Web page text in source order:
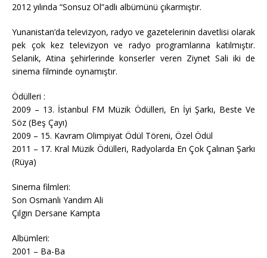
2012 yılında “Sonsuz Ol”adlı albümünü çıkarmıştır.
Yunanistan’da televizyon, radyo ve gazetelerinin davetlisi olarak
pek çok kez televizyon ve radyo programlarına katılmıştır.
Selanik, Atina şehirlerinde konserler veren Ziynet Sali iki de
sinema filminde oynamıştır.
Ödülleri :
2009 – 13. İstanbul FM Müzik Ödülleri, En İyi Şarkı, Beste Ve
Söz (Beş Çayı)
2009 – 15. Kavram Olimpiyat Ödül Töreni, Özel Ödül
2011 – 17. Kral Müzik Ödülleri, Radyolarda En Çok Çalınan Şarkı
(Rüya)
Sinema filmleri:
Son Osmanlı Yandım Ali
Çılgın Dersane Kampta
Albümleri:
2001 – Ba-Ba